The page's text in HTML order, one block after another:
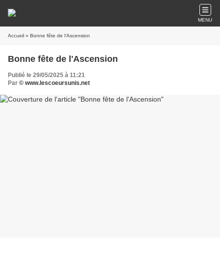
MENU
Accueil » Bonne fête de l'Ascension
Bonne fête de l'Ascension
Publié le 29/05/2025 à 11:21
Par © www.lescoeursunis.net